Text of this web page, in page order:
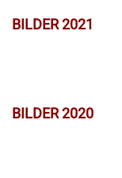
BILDER 2021
BILDER 2020